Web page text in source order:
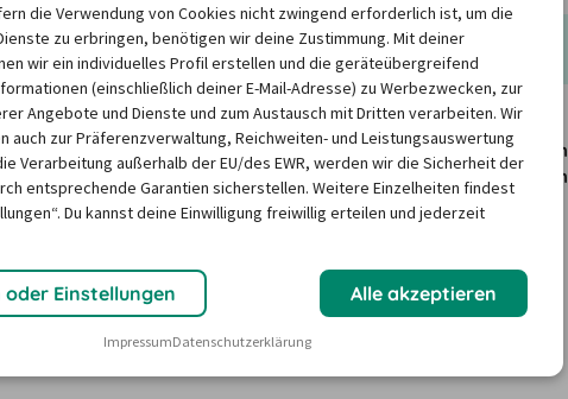
12/26
Keine
Preisdaten
vorhanden
1/27
Keine
Preisdaten
vorhanden
2/27
Keine
Preisdaten
vorhanden
3/27
Keine
Preisdaten
vorhanden
Keine
Preisdaten
vorhanden
die Verwendung von Cookies nicht zwingend erforderlich ist, um die
zu erbringen, benötigen wir deine Zustimmung. Mit deiner
wir ein individuelles Profil erstellen und die geräteübergreifend
(einschließlich deiner E-Mail-Adresse) zu Werbezwecken, zur
Angebote und Dienste und zum Austausch mit Dritten verarbeiten. Wir
auch zur Präferenzverwaltung, Reichweiten- und Leistungsauswertung
Verarbeitung außerhalb der EU/des EWR, werden wir die Sicherheit der
entsprechende Garantien sicherstellen. Weitere Einzelheiten findest
Du kannst deine Einwilligung freiwillig erteilen und jederzeit
oder Einstellungen Alle akzeptieren
ImpressumDatenschutzerklärung